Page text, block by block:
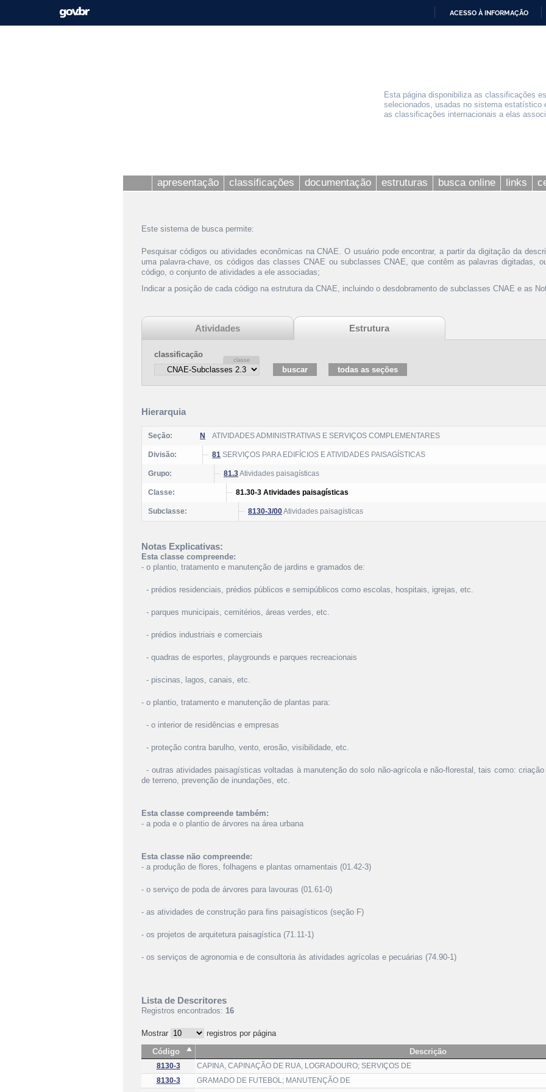
ACESSO À INFORMAÇÃO
Esta página disponibiliza as classificações
selecionados, usadas no sistema
as classificações internacionais a elas
apresentação classificações documentação estruturas busca online links
Este sistema de busca permite:
Pesquisar códigos ou atividades econômicas na CNAE. O usuário pode encontrar, a partir da digitação da
uma palavra-chave, os códigos das classes CNAE ou subclasses CNAE, que contêm as palavras digitadas,
código, o conjunto de atividades a ele associadas;
Indicar a posição de cada código na estrutura da CNAE, incluindo o desdobramento de subclasses CNAE e as
Atividades Estrutura
classificação
Hierarquia
Seção: N ATIVIDADES ADMINISTRATIVAS E SERVIÇOS COMPLEMENTARES
Divisão: 81 SERVIÇOS PARA EDIFÍCIOS E ATIVIDADES PAISAGÍSTICAS
Grupo: 81.3Atividades paisagísticas
Classe: 81.30-3 Atividades paisagísticas
Subclasse: 8130-3/00Atividades paisagísticas
Notas Explicativas:
Esta classe compreende:
- o plantio, tratamento e manutenção de jardins e gramados de:
- prédios residenciais, prédios públicos e semipúblicos como escolas, hospitais, igrejas, etc.
- parques municipais, cemitérios, áreas verdes, etc.
- prédios industriais e comerciais
- quadras de esportes, playgrounds e parques recreacionais
- piscinas, lagos, canais, etc.
- o plantio, tratamento e manutenção de plantas para:
- o interior de residências e empresas
- proteção contra barulho, vento, erosão, visibilidade, etc.
- outras atividades paisagísticas voltadas à manutenção do solo não-agrícola e não-florestal, tais como:
de terreno, prevenção de inundações, etc.
Esta classe compreende também:
- a poda e o plantio de árvores na área urbana
Esta classe não compreende:
- a produção de flores, folhagens e plantas ornamentais (01.42-3)
- o serviço de poda de árvores para lavouras (01.61-0)
- as atividades de construção para fins paisagísticos (seção F)
- os projetos de arquitetura paisagística (71.11-1)
- os serviços de agronomia e de consultoria às atividades agrícolas e pecuárias (74.90-1)
Lista de Descritores
Registros encontrados: 16
Mostrar
registros por página
Código
Descrição
8130-3
CAPINA, CAPINAÇÃO DE RUA, LOGRADOURO; SERVIÇOS DE
8130-3
GRAMADO DE FUTEBOL; MANUTENÇÃO DE